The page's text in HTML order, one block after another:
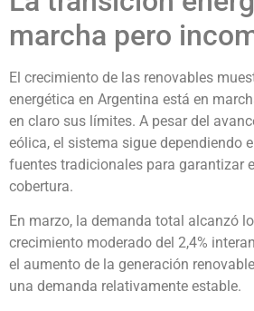
marcha pero
El crecimiento de las renovables
energética en Argentina está en
en claro sus límites. A pesar del
eólica, el sistema sigue dependiendo
fuentes tradicionales para garantizar
cobertura.
En marzo, la demanda total alcanzó
crecimiento moderado del 2,4%
el aumento de la generación
una demanda relativamente estable.